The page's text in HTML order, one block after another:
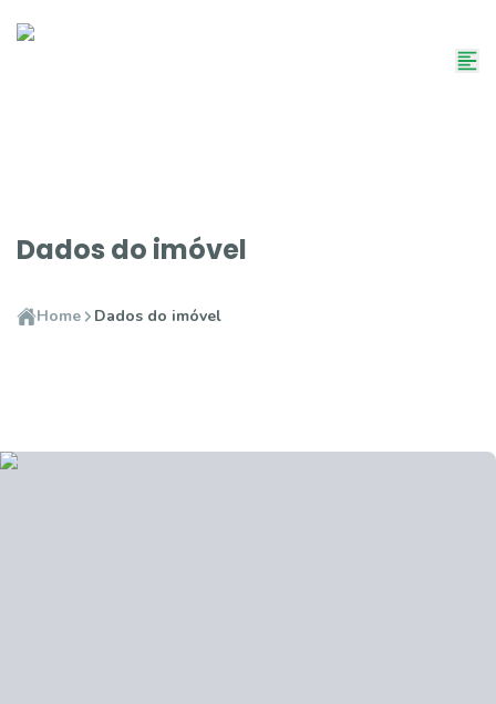
Dados do imóvel
Home Dados do imóvel